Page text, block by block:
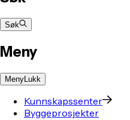
Søk
Meny
MenyLukk
Kunnskapssenter
Byggeprosjekter